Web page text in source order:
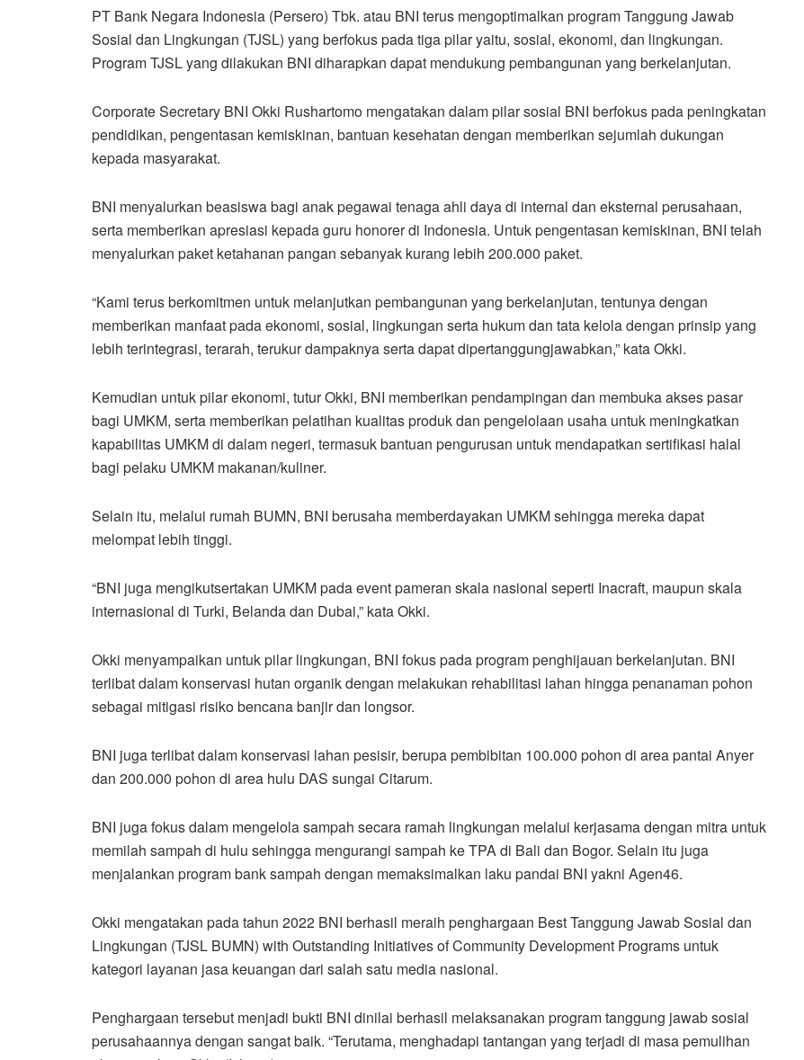
PT Bank Negara Indonesia (Persero) Tbk. atau BNI terus mengoptimalkan program Tanggung Jawab
Sosial dan Lingkungan (TJSL) yang berfokus pada tiga pilar yaitu, sosial, ekonomi, dan lingkungan.
Program TJSL yang dilakukan BNI diharapkan dapat mendukung pembangunan yang berkelanjutan.
Corporate Secretary BNI Okki Rushartomo mengatakan dalam pilar sosial BNI berfokus pada peningkatan
pendidikan, pengentasan kemiskinan, bantuan kesehatan dengan memberikan sejumlah dukungan
kepada masyarakat.
BNI menyalurkan beasiswa bagi anak pegawai tenaga ahli daya di internal dan eksternal perusahaan,
serta memberikan apresiasi kepada guru honorer di Indonesia. Untuk pengentasan kemiskinan, BNI telah
menyalurkan paket ketahanan pangan sebanyak kurang lebih 200.000 paket.
“Kami terus berkomitmen untuk melanjutkan pembangunan yang berkelanjutan, tentunya dengan
memberikan manfaat pada ekonomi, sosial, lingkungan serta hukum dan tata kelola dengan prinsip yang
lebih terintegrasi, terarah, terukur dampaknya serta dapat dipertanggungjawabkan,” kata Okki.
Kemudian untuk pilar ekonomi, tutur Okki, BNI memberikan pendampingan dan membuka akses pasar
bagi UMKM, serta memberikan pelatihan kualitas produk dan pengelolaan usaha untuk meningkatkan
kapabilitas UMKM di dalam negeri, termasuk bantuan pengurusan untuk mendapatkan sertifikasi halal
bagi pelaku UMKM makanan/kuliner.
Selain itu, melalui rumah BUMN, BNI berusaha memberdayakan UMKM sehingga mereka dapat
melompat lebih tinggi.
“BNI juga mengikutsertakan UMKM pada event pameran skala nasional seperti Inacraft, maupun skala
internasional di Turki, Belanda dan Dubai,” kata Okki.
Okki menyampaikan untuk pilar lingkungan, BNI fokus pada program penghijauan berkelanjutan. BNI
terlibat dalam konservasi hutan organik dengan melakukan rehabilitasi lahan hingga penanaman pohon
sebagai mitigasi risiko bencana banjir dan longsor.
BNI juga terlibat dalam konservasi lahan pesisir, berupa pembibitan 100.000 pohon di area pantai Anyer
dan 200.000 pohon di area hulu DAS sungai Citarum.
BNI juga fokus dalam mengelola sampah secara ramah lingkungan melalui kerjasama dengan mitra untuk
memilah sampah di hulu sehingga mengurangi sampah ke TPA di Bali dan Bogor. Selain itu juga
menjalankan program bank sampah dengan memaksimalkan laku pandai BNI yakni Agen46.
Okki mengatakan pada tahun 2022 BNI berhasil meraih penghargaan Best Tanggung Jawab Sosial dan
Lingkungan (TJSL BUMN) with Outstanding Initiatives of Community Development Programs untuk
kategori layanan jasa keuangan dari salah satu media nasional.
Penghargaan tersebut menjadi bukti BNI dinilai berhasil melaksanakan program tanggung jawab sosial
perusahaannya dengan sangat baik. “Terutama, menghadapi tantangan yang terjadi di masa pemulihan